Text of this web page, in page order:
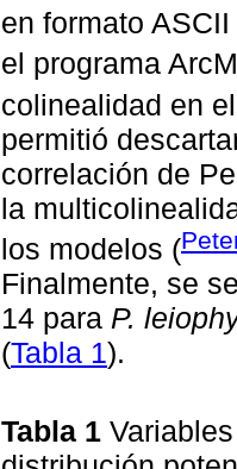
en formato
el programa
colinealidad en
permitió
correlación de
la
los modelos (
Finalmente, se
14 para P.
(Tabla 1).
Tabla 1